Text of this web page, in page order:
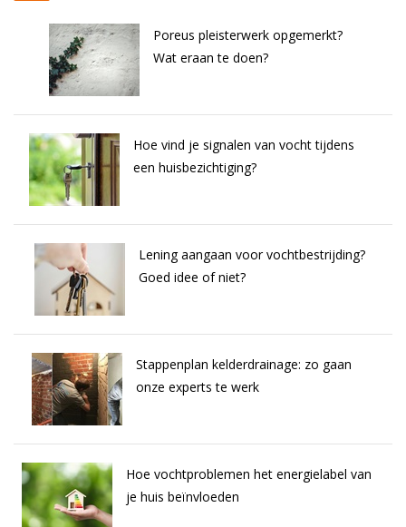
Poreus pleisterwerk opgemerkt?
Wat eraan te doen?
Hoe vind je signalen van vocht tijdens
een huisbezichtiging?
Lening aangaan voor vochtbestrijding?
Goed idee of niet?
Stappenplan kelderdrainage: zo gaan
onze experts te werk
Hoe vochtproblemen het energielabel van
je huis beïnvloeden